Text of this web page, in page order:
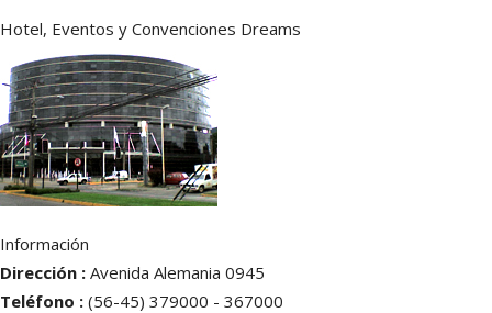
Hotel, Eventos y Convenciones Dreams
Información
Dirección : Avenida Alemania 0945
Teléfono : (56-45) 379000 - 367000